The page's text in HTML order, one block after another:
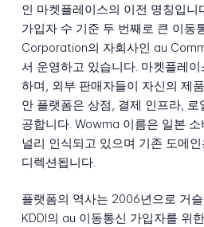
인 마켓플레이스의 이전 명칭입니
가입자 수 기준 두 번째로 큰 이동
Corporation의 자회사인 au
서 운영하고 있습니다. 마켓플레
하며, 외부 판매자들이 자신의 제
안 플랫폼은 상점, 결제 인프라,
공합니다. Wowma 이름은 일본
널리 인식되고 있으며 기존 도메
디렉션됩니다.
플랫폼의 역사는 2006년으로 거
KDDI의 au 이동통신 가입자를 위